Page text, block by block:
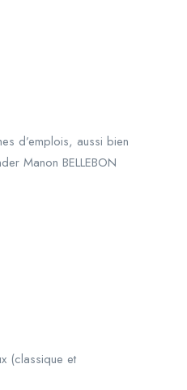
d’emplois, aussi bien
Manon BELLEBON
(classique et